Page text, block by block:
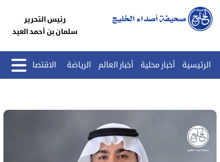
رئيس التحرير
سلمان بن أحمد العيد
الرئيسية أخبار محلية أخبار العالم الرياضة الاقتصاد